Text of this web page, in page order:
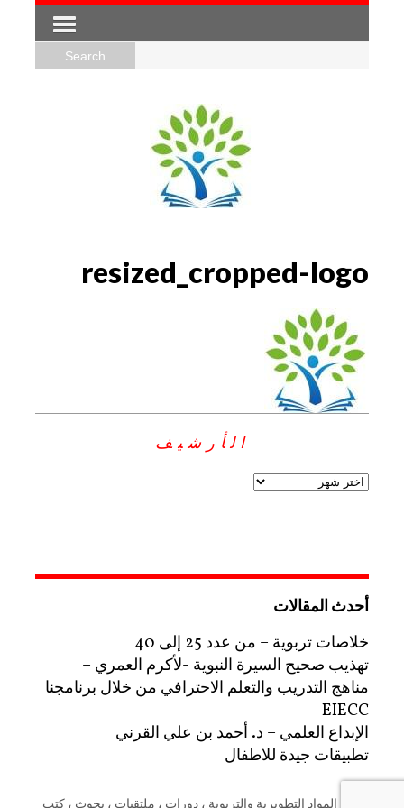
resized_cropped-logo
الأرشيف
أحدث المقالات
خلاصات تربوية – من عدد 25 إلى 40
تهذيب صحيح السيرة النبوية -لأكرم العمري –
مناهج التدريب والتعلم الاحترافي من خلال برنامجنا
EIECC
الإبداع العلمي – د. أحمد بن علي القرني
تطبيقات جيدة للاطفال
منصة المواد التطويرية والتربوية ، دورات ، ملتقيات ، بحوث ، كتب